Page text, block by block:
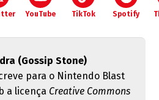
YouTube TikTok Spotify
(Gossip Stone)
para o Nintendo Blast
a licença Creative Commons